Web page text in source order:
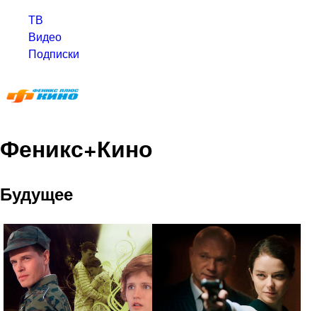
ТВ
Видео
Подписки
Феникс+Кино
Будущее